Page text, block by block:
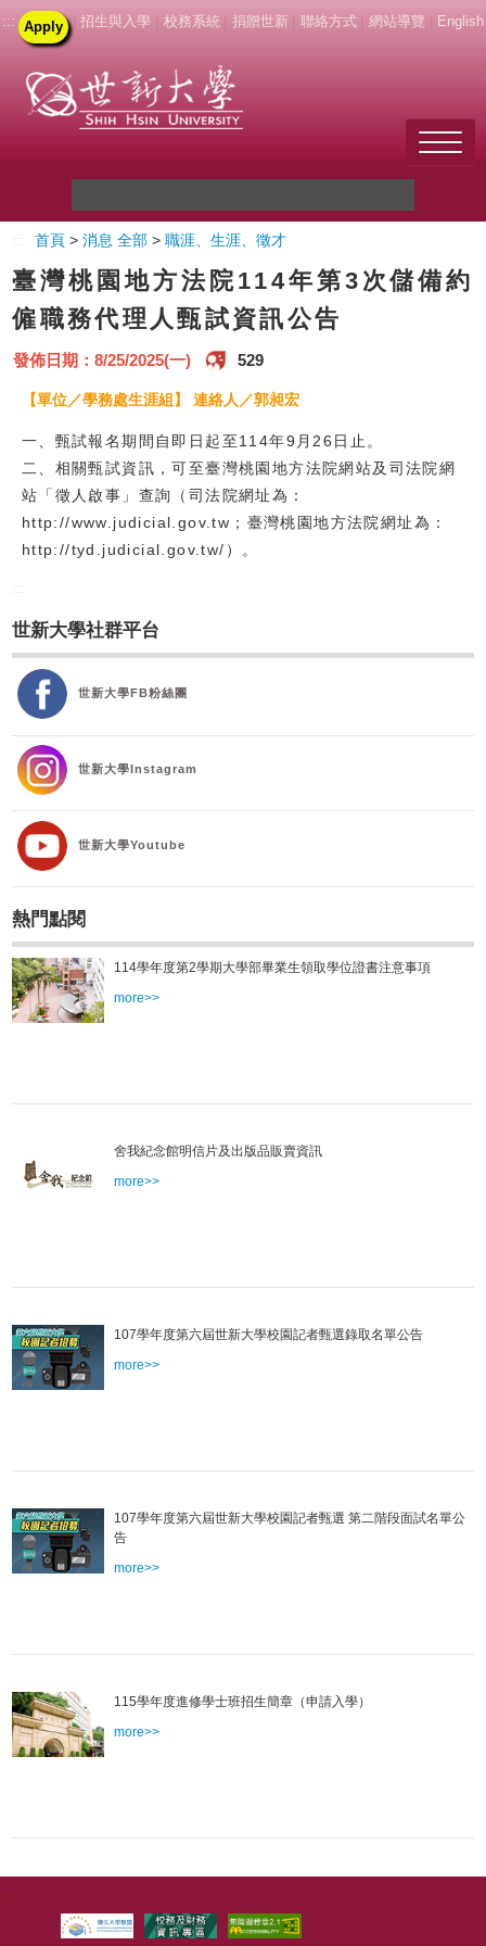
::: Apply | 招生與入學 校務系統 捐贈世新 聯絡方式 網站導覽 English
關於世新
未來學生
新生
在校生
教職員
校友
首頁 >消息 全部 >職涯、生涯、徵才
臺灣桃園地方法院114年第3次儲備約
僱職務代理人甄試資訊公告
發佈日期：8/25/2025(一) 529
【單位／學務處生涯組】 連絡人／郭昶宏
一、甄試報名期間自即日起至114年9月26日止。
二、相關甄試資訊，可至臺灣桃園地方法院網站及司法院網
站「徵人啟事」查詢（司法院網址為：
http://www.judicial.gov.tw；臺灣桃園地方法院網址為：
http://tyd.judicial.gov.tw/）。
世新大學社群平台
世新大學FB粉絲團
世新大學Instagram
世新大學Youtube
熱門點閱
114學年度第2學期大學部畢業生領取學位證書注意事項
more>>
舍我紀念館明信片及出版品販賣資訊
more>>
107學年度第六屆世新大學校園記者甄選錄取名單公告
more>>
107學年度第六屆世新大學校園記者甄選 第二階段面試名單公
告
more>>
115學年度進修學士班招生簡章（申請入學）
more>>
:::